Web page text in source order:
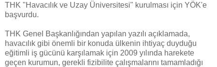
THK "Havacılık ve Uzay Üniversitesi" kurulması için YÖK'e
başvurdu.
THK Genel Başkanlığından yapılan yazılı açıklamada,
havacılık gibi önemli bir konuda ülkenin ihtiyaç duyduğu
eğitimli iş gücünü karşılamak için 2009 yılında harekete
geçen kurumun, gerekli fizibilite çalışmalarını tamamladığı